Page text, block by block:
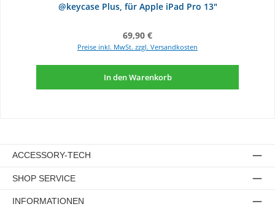
@keycase Plus, für Apple iPad Pro 13"
Regulärer Preis:
69,90 €
Preise inkl. MwSt. zzgl. Versandkosten
In den Warenkorb
ACCESSORY-TECH
SHOP SERVICE
INFORMATIONEN